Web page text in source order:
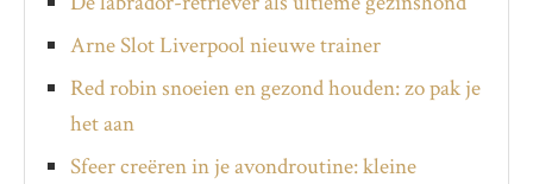
Arne Slot Liverpool nieuwe trainer
Red robin snoeien en gezond houden: zo pak je
het aan
Sfeer creëren in je avondroutine: kleine